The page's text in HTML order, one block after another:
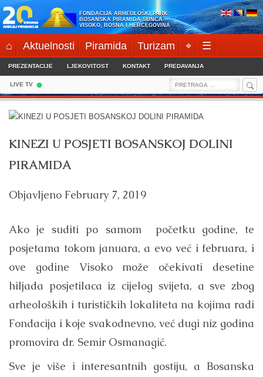
Skip
to
content
FONDACIJA ARHEOLOŠKI PARK:
BOSANSKA PIRAMIDA SUNCA
VISOKO, BOSNA I HERCEGOVINA
⌂ Aktuelnosti Piramida Turizam ⌖ ☰
PREZENTACIJE LJEKOVITOST KONTAKT PREDAVANJA
LIVE TV
Search
for:
KINEZI U POSJETI BOSANSKOJ DOLINI
PIRAMIDA
Objavljeno February 7, 2019
Ako je suditi po samom početku godine, te
posjetama tokom januara, a evo već i februara, i
ove godine Visoko može očekivati desetine
hiljada posjetilaca iz cijelog svijeta, a sve zbog
arheoloških i turističkih lokaliteta na kojima radi
Fondacija i koje svakodnevno, već dugi niz godina
promovira dr. Semir Osmanagić.
Sve je više i interesantnih gostiju, a Bosanska